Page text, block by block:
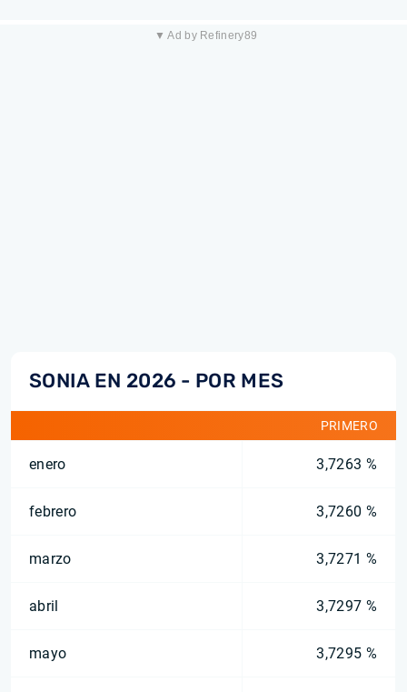
▼ Ad by Refinery89
SONIA EN 2026 - POR MES
PRIMERO
enero 3,7263 %
febrero 3,7260 %
marzo 3,7271 %
abril 3,7297 %
mayo 3,7295 %